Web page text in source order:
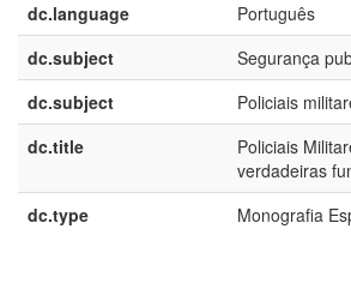
dc.language
Português
dc.subject
Segurança
dc.subject
Policiais
dc.title
Policiais
verdadeiras
dc.type
Monografia